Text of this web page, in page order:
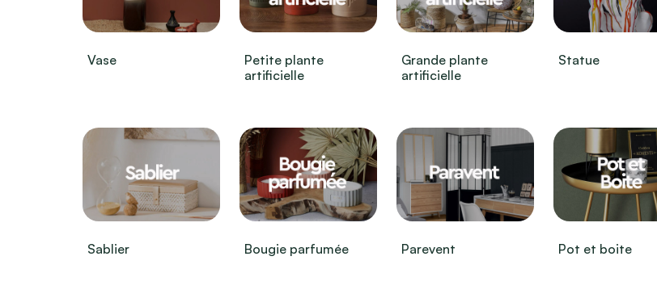
Vase
Petite plante
artificielle
Grande plante
artificielle
Statue
Sablier Bougie parfumée Parevent Pot et boite